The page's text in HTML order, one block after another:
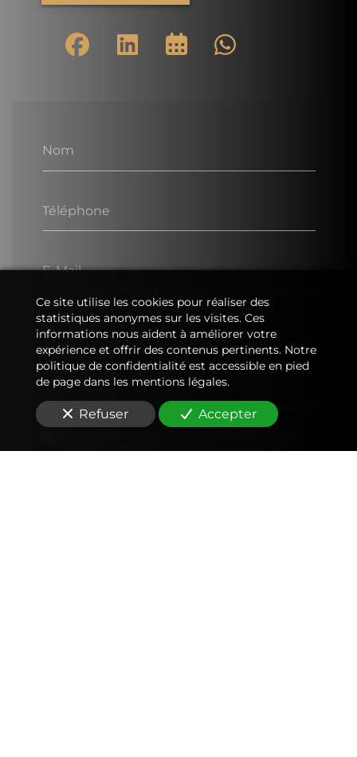
Nom
Téléphone
E-Mail
Message
informations saisies soient utilisées pour me
Ce site utilise les cookies pour réaliser des
statistiques anonymes sur les visites. Ces
informations nous aident à améliorer votre
expérience et offrir des contenus pertinents. Notre
politique de confidentialité est accessible en pied
de page dans les mentions légales.
Refuser Accepter